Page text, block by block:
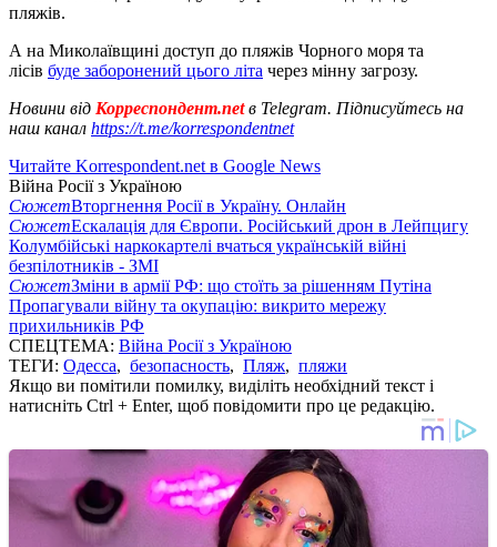
пляжів.
А на Миколаївщині доступ до пляжів Чорного моря та
лісів буде заборонений цього літа через мінну загрозу.
Новини від Корреспондент.netв Telegram. Підписуйтесь на
наш канал https://t.me/korrespondentnet
Читайте Korrespondent.net в Google News
Війна Росії з Україною
СюжетВторгнення Росії в Україну. Онлайн
СюжетЕскалація для Європи. Російський дрон в Лейпцигу
Колумбійські наркокартелі вчаться українській війні
безпілотників - ЗМІ
СюжетЗміни в армії РФ: що стоїть за рішенням Путіна
Пропагували війну та окупацію: викрито мережу
прихильників РФ
СПЕЦТЕМА: Війна Росії з Україною
ТЕГИ: Одесса, безопасность, Пляж, пляжи
Якщо ви помітили помилку, виділіть необхідний текст і
натисніть Ctrl + Enter, щоб повідомити про це редакцію.